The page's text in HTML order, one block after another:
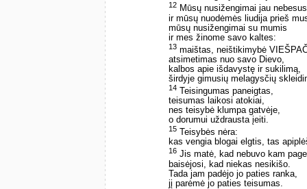
12 Mūsų nusižengimai jau
ir mūsų nuodėmės liudija prieš
mūsų nusižengimai su mumis
ir mes žinome savo kaltes:
13 maištas, neištikimybė
atsimetimas nuo savo Dievo,
kalbos apie išdavystę ir sukilimą,
širdyje gimusių melagysčių
14 Teisingumas paneigtas,
teisumas laikosi atokiai,
nes teisybė klumpa gatvėje,
o dorumui uždrausta įeiti.
15 Teisybės nėra:
kas vengia blogai elgtis, tas
16 Jis matė, kad nebuvo kam
baisėjosi, kad niekas nesikišo.
Tada jam padėjo jo paties ranka,
jį parėmė jo paties teisumas.